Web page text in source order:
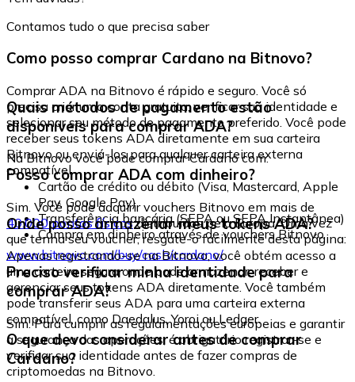
Contamos tudo o que precisa saber
Como posso comprar Cardano na Bitnovo?
Comprar ADA na Bitnovo é rápido e seguro. Você só
precisa criar uma conta gratuita, verificar sua identidade e
selecionar seu método de pagamento preferido. Você pode
receber seus tokens ADA diretamente em sua carteira
Bitnovo ou enviá-los para qualquer carteira externa
compatível.
Quais métodos de pagamento estão
disponíveis para comprar ADA?
Na Bitnovo você pode comprar Cardano com:
Cartão de crédito ou débito (Visa, Mastercard, Apple
Pay, Google Pay)
Transferência bancária (SEPA ou SEPA Instantânea)
Compra em dinheiro através de vouchers Bitnovo
Posso comprar ADA com dinheiro?
Sim. Você pode adquirir vouchers Bitnovo em mais de
40.000 pontos físicosdistribuídos pela Europa. Uma vez
que tenha seu voucher, resgate-o facilmente desta página:
www.bitnovo.com/buy/cash/cardano/
Onde posso armazenar meus tokens ADA?
Apenas registrando-se na Bitnovo, você obtém acesso a
uma carteira segura onde pode armazenar, receber e
gerenciar seus tokens ADA diretamente. Você também
pode transferir seus ADA para uma carteira externa
compatível, como Daedalus, Yoroi ou Ledger.
Preciso verificar minha identidade para
comprar ADA?
Sim. Para cumprir as regulamentações europeias e garantir
a segurança das operações, é obrigatório registrar-se e
verificar sua identidade antes de fazer compras de
criptomoedas na Bitnovo.
O que devo considerar antes de comprar
Cardano?